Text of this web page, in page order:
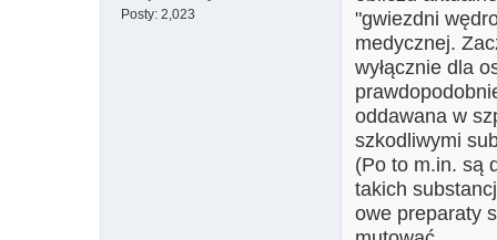
Posty: 2,023
"gwiezdni
medycznej.
wyłącznie dla
oddawana w
szkodliwymi
(Po to m.in. są
takich
owe preparaty